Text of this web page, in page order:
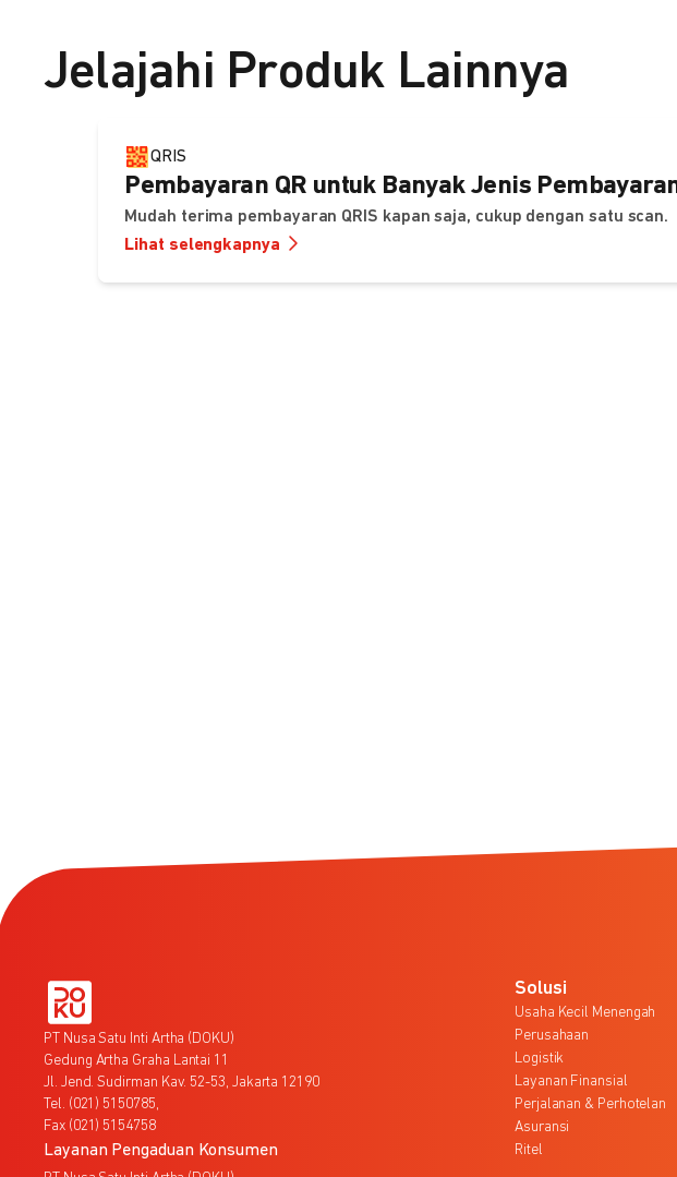
Jelajahi Produk Lainnya
QRIS
Pembayaran QR untuk Banyak Jenis
Mudah terima pembayaran QRIS kapan saja, cukup dengan satu scan.
Lihat selengkapnya
PT Nusa Satu Inti Artha (DOKU)
Gedung Artha Graha Lantai 11
Jl. Jend. Sudirman Kav. 52-53, Jakarta 12190
Tel. (021) 5150785,
Fax (021) 5154758
Layanan Pengaduan Konsumen
Solusi
Usaha Kecil Menengah
Perusahaan
Logistik
Layanan Finansial
Perjalanan & Perhotelan
Asuransi
Ritel